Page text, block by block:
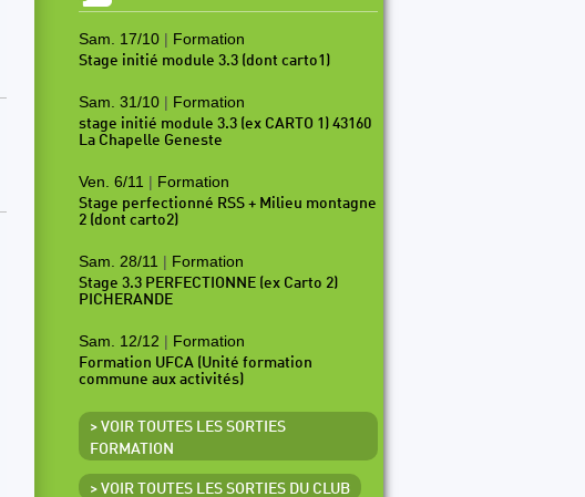
Sam. 17/10 | Formation
Stage initié module 3.3 (dont carto1)
Sam. 31/10 | Formation
stage initié module 3.3 (ex CARTO 1) 43160
La Chapelle Geneste
Ven. 6/11 | Formation
Stage perfectionné RSS + Milieu montagne
2 (dont carto2)
Sam. 28/11 | Formation
Stage 3.3 PERFECTIONNE (ex Carto 2)
PICHERANDE
Sam. 12/12 | Formation
Formation UFCA (Unité formation
commune aux activités)
> VOIR TOUTES LES SORTIES
FORMATION
> VOIR TOUTES LES SORTIES DU CLUB